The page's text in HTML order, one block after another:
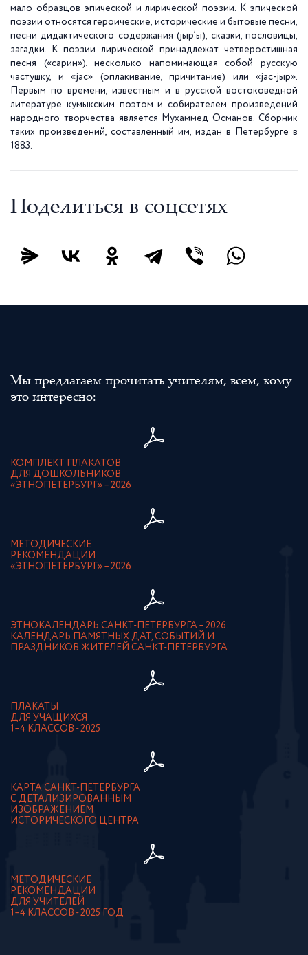
мало образцов эпической и лирической поэзии. К эпической
поэзии относятся героические, исторические и бытовые песни,
песни дидактического содержания (јыр’ы), сказки, пословицы,
загадки. К поэзии лирической принадлежат четверостишная
песня («сарин»), несколько напоминающая собой русскую
частушку, и «јас» (оплакивание, причитание) или «јас-јыр».
Первым по времени, известным и в русской востоковедной
литературе кумыкским поэтом и собирателем произведений
народного творчества является Мухаммед Османов. Сборник
таких произведений, составленный им, издан в Петербурге в
1883.
Поделиться в соцсетях
Мы предлагаем прочитать учителям, всем, кому
это интересно:
КОМПЛЕКТ ПЛАКАТОВ
ДЛЯ ДОШКОЛЬНИКОВ
«ЭТНОПЕТЕРБУРГ» – 2026
МЕТОДИЧЕСКИЕ
РЕКОМЕНДАЦИИ
«ЭТНОПЕТЕРБУРГ» – 2026
ЭТНОКАЛЕНДАРЬ САНКТ-ПЕТЕРБУРГА – 2026.
КАЛЕНДАРЬ ПАМЯТНЫХ ДАТ, СОБЫТИЙ И
ПРАЗДНИКОВ ЖИТЕЛЕЙ САНКТ-ПЕТЕРБУРГА
ПЛАКАТЫ
ДЛЯ УЧАЩИХСЯ
1–4 КЛАССОВ - 2025
КАРТА САНКТ-ПЕТЕРБУРГА
С ДЕТАЛИЗИРОВАННЫМ
ИЗОБРАЖЕНИЕМ
ИСТОРИЧЕСКОГО ЦЕНТРА
МЕТОДИЧЕСКИЕ
РЕКОМЕНДАЦИИ
ДЛЯ УЧИТЕЛЕЙ
1–4 КЛАССОВ - 2025 ГОД